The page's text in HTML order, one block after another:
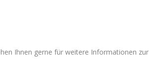
Ihnen gerne für weitere Informationen zur